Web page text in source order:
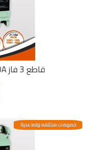
قاطع 3 فاز 200A أوتوماتيك MCCB
خصومات مختلفه وتصاعدية